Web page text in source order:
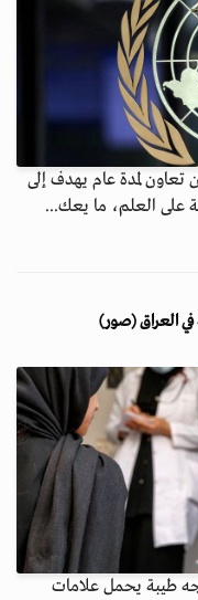
لمدة عام يهدف إلى
على العلم، ما يعك...
في العراق (صور)
طيبة يحمل علامات